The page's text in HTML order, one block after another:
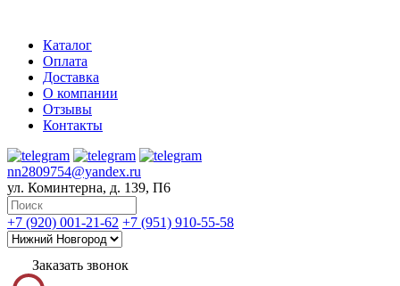
Каталог
Оплата
Доставка
О компании
Отзывы
Контакты
nn2809754@yandex.ru
ул. Коминтерна, д. 139, П6
+7 (920) 001-21-62 +7 (951) 910-55-58
Заказать звонок